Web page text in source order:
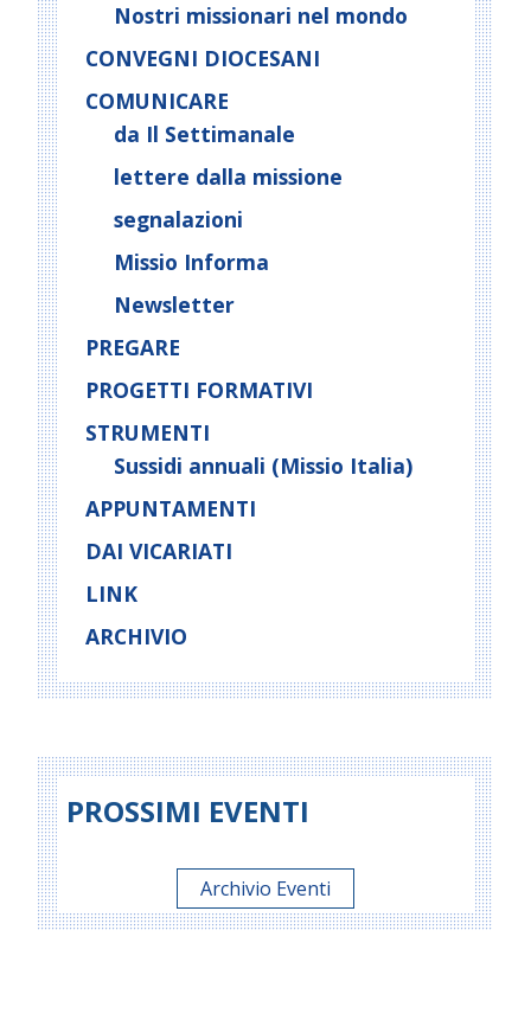
Nostri missionari nel mondo
CONVEGNI DIOCESANI
COMUNICARE
da Il Settimanale
lettere dalla missione
segnalazioni
Missio Informa
Newsletter
PREGARE
PROGETTI FORMATIVI
STRUMENTI
Sussidi annuali (Missio Italia)
APPUNTAMENTI
DAI VICARIATI
LINK
ARCHIVIO
PROSSIMI EVENTI
Archivio Eventi